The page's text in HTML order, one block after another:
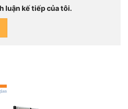
luận kế tiếp của tôi.